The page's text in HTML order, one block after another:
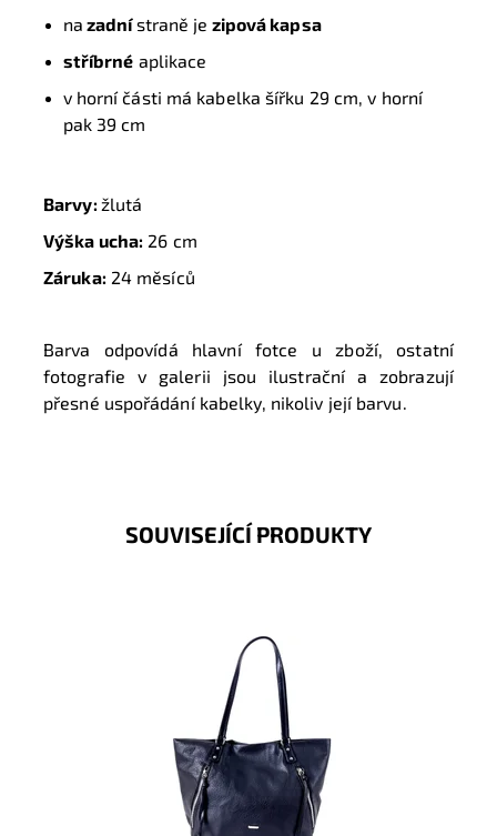
na zadnístraně je zipová kapsa
stříbrné aplikace
v horní části má kabelka šířku 29 cm, v horní
pak 39 cm
Barvy:žlutá
Výška ucha: 26 cm
Záruka:24 měsíců
Barva odpovídá hlavní fotce u zboží, ostatní
fotografie v galerii jsou ilustrační a zobrazují
přesné uspořádání kabelky, nikoliv její barvu.
SOUVISEJÍCÍ PRODUKTY
Velká černá kabelka na rameno David Jones na formát
A4 z měkké syntetické kůže.
9822
David Jones Paris
2 roky